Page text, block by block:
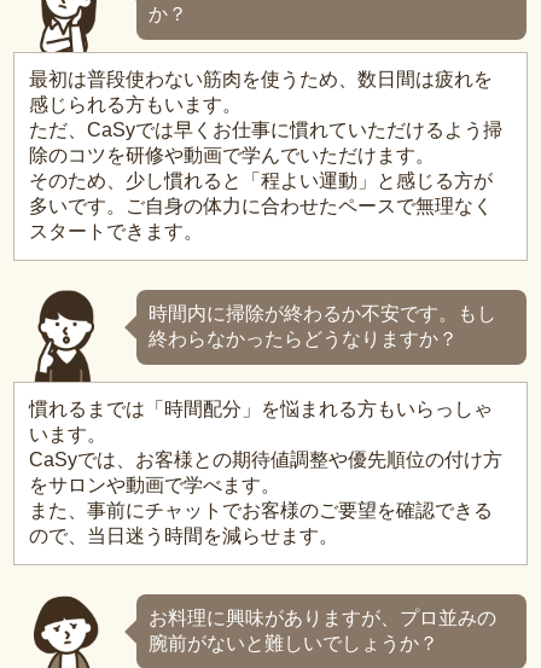
か？
最初は普段使わない筋肉を使うため、数日間は疲れを
感じられる方もいます。
ただ、CaSyでは早くお仕事に慣れていただけるよう掃
除のコツを研修や動画で学んでいただけます。
そのため、少し慣れると「程よい運動」と感じる方が
多いです。ご自身の体力に合わせたペースで無理なく
スタートできます。
時間内に掃除が終わるか不安です。もし
終わらなかったらどうなりますか？
慣れるまでは「時間配分」を悩まれる方もいらっしゃ
います。
CaSyでは、お客様との期待値調整や優先順位の付け方
をサロンや動画で学べます。
また、事前にチャットでお客様のご要望を確認できる
ので、当日迷う時間を減らせます。
お料理に興味がありますが、プロ並みの
腕前がないと難しいでしょうか？